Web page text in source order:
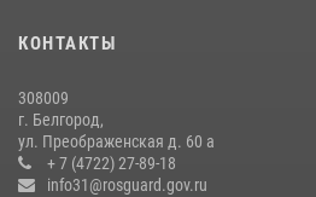
Белгородские росгвардейцы задержали
кражи из магазина
14 июля 2026, 07:13
КОНТАКТЫ
308009
г. Белгород,
ул. Преображенская д. 60 а
+ 7 (4722) 27-89-18
info31@rosguard.gov.ru